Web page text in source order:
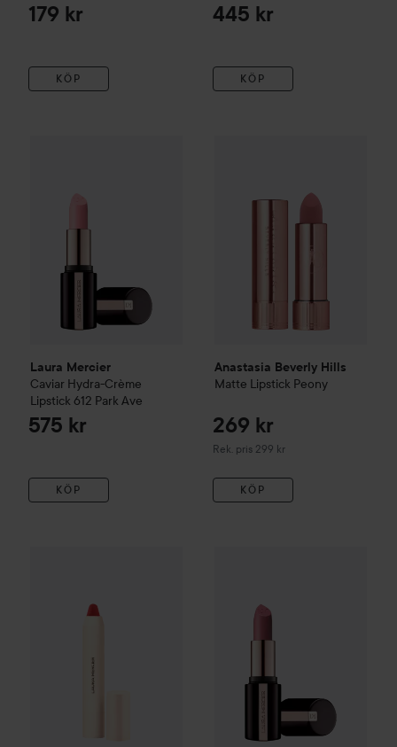
179 kr
KÖP
445 kr
KÖP
Laura Mercier
Caviar Hydra-Crème
Lipstick 612 Park Ave
575 kr
KÖP
Anastasia Beverly Hills
Matte Lipstick Peony
269 kr
Rek. pris 299 kr
Rekommenderat pris 299 kr
KÖP